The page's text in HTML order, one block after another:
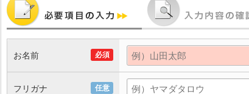
必須
お名前
任意
フリガナ